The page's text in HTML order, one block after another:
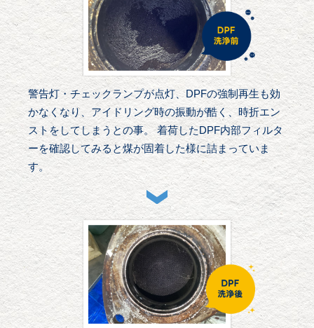
警告灯・チェックランプが点灯、DPFの強制再生も効
かなくなり、アイドリング時の振動が酷く、時折エン
ストをしてしまうとの事。 着荷したDPF内部フィルタ
ーを確認してみると煤が固着した様に詰まっていま
す。